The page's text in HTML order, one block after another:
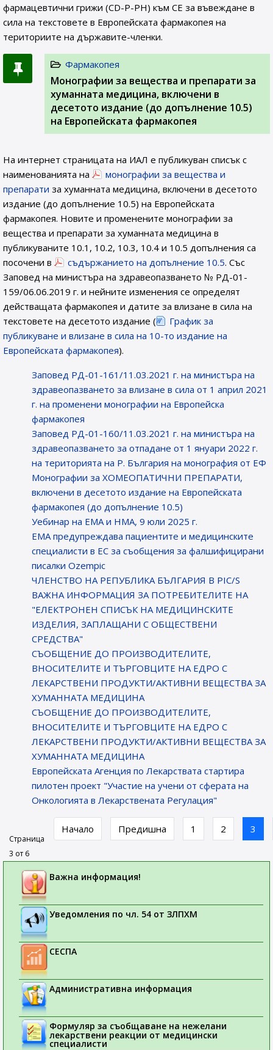
фармацевтични грижи (CD-P-PH) към СЕ за въвеждане в
сила на текстовете в Европейската фармакопея на
териториите на държавите-членки.
Фармакопея
Монографии за вещества и препарати за
хуманната медицина, включени в
десетото издание (до допълнение 10.5)
на Европейската фармакопея
На интернет страницата на ИАЛ e публикуван списък с
наименованията на
монографии за вещества и
препарати за хуманната медицина, включени в десетото
издание (до допълнение 10.5) на Европейската
фармакопея. Новите и променените монографии за
вещества и препарати за хуманната медицина в
публикуваните 10.1, 10.2, 10.3, 10.4 и 10.5 допълнения са
посочени в
съдържанието на допълнение 10.5. Със
Заповед на министъра на здравеопазването № РД-01-
159/06.06.2019 г. и нейните изменения се определят
действащата фармакопея и датите за влизане в сила на
текстовете на десетото издание (
График за
публикуване и влизане в сила на 10-то издание на
Европейската фармакопея).
Заповед РД-01-161/11.03.2021 г. на министъра на
здравеопазването за влизане в сила от 1 април 2021
г. на променени монографии на Европейска
фармакопея
Заповед РД-01-160/11.03.2021 г. на министъра на
здравеопазването за отпадане от 1 януари 2022 г.
на територията на Р. България на монография от ЕФ
Монографии за ХОМЕОПАТИЧНИ ПРЕПАРАТИ,
включени в десетото издание на Европейската
фармакопея (до допълнение 10.5)
Уебинар на ЕМА и НМА, 9 юли 2025 г.
EMA предупреждава пациентите и медицинските
специалисти в ЕС за съобщения за фалшифицирани
писалки Ozempic
ЧЛЕНСТВО НА РЕПУБЛИКА БЪЛГАРИЯ В PIC/S
ВАЖНА ИНФОРМАЦИЯ ЗА ПОТРЕБИТЕЛИТЕ НА
"ЕЛЕКТРОНЕН СПИСЪК НА МЕДИЦИНСКИТЕ
ИЗДЕЛИЯ, ЗАПЛАЩАНИ С ОБЩЕСТВЕНИ
СРЕДСТВА"
СЪОБЩЕНИЕ ДО ПРОИЗВОДИТЕЛИТЕ,
ВНОСИТЕЛИТЕ И ТЪРГОВЦИТЕ НА ЕДРО С
ЛЕКАРСТВЕНИ ПРОДУКТИ/АКТИВНИ ВЕЩЕСТВА ЗА
ХУМАННАТА МЕДИЦИНА
СЪОБЩЕНИЕ ДО ПРОИЗВОДИТЕЛИТЕ,
ВНОСИТЕЛИТЕ И ТЪРГОВЦИТЕ НА ЕДРО С
ЛЕКАРСТВЕНИ ПРОДУКТИ/АКТИВНИ ВЕЩЕСТВА ЗА
ХУМАННАТА МЕДИЦИНА
Европейската Агенция по Лекарствата стартира
пилотен проект "Участие на учени от сферата на
Онкологията в Лекарствената Регулация"
Страница
3 от 6
Начало Предишна 1 2 3
Важна информация!
Уведомления по чл. 54 от ЗЛПХМ
СЕСПА
Административна информация
Формуляр за съобщаване на нежелани
лекарствени реакции от медицински
специалисти